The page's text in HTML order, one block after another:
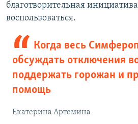
благотворительная
воспользоваться.
Когда весь
обсуждать отключения
поддержать горожан и
помощь
Екатерина Артемина